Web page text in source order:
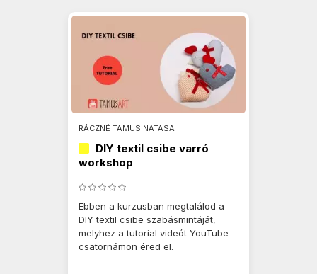
RÁCZNÉ TAMUS NATASA
DIY textil csibe varró
workshop
Ebben a kurzusban megtalálod a
DIY textil csibe szabásmintáját,
melyhez a tutorial videót YouTube
csatornámon éred el.